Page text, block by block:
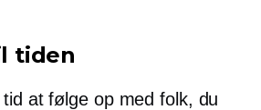
tiden
at følge op med folk, du